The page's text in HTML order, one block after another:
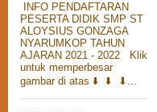
INFO PENDAFTARAN
PESERTA DIDIK SMP ST
ALOYSIUS GONZAGA
NYARUMKOP TAHUN
AJARAN 2021 - 2022 Klik
untuk memperbesar
gambar di atas ⬇️ ⬇️ ⬇...